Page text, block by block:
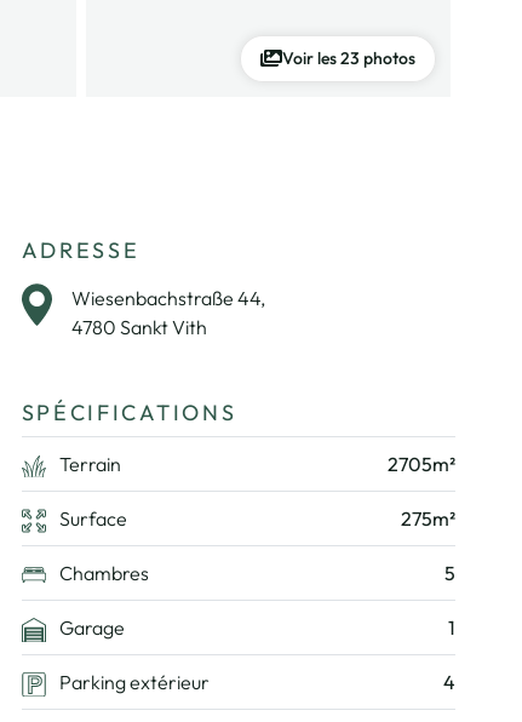
Voir les 23 photos
ADRESSE
Wiesenbachstraße 44,
4780 Sankt Vith
SPÉCIFICATIONS
Terrain 2705m²
Surface 275m²
Chambres 5
Garage 1
Parking extérieur 4